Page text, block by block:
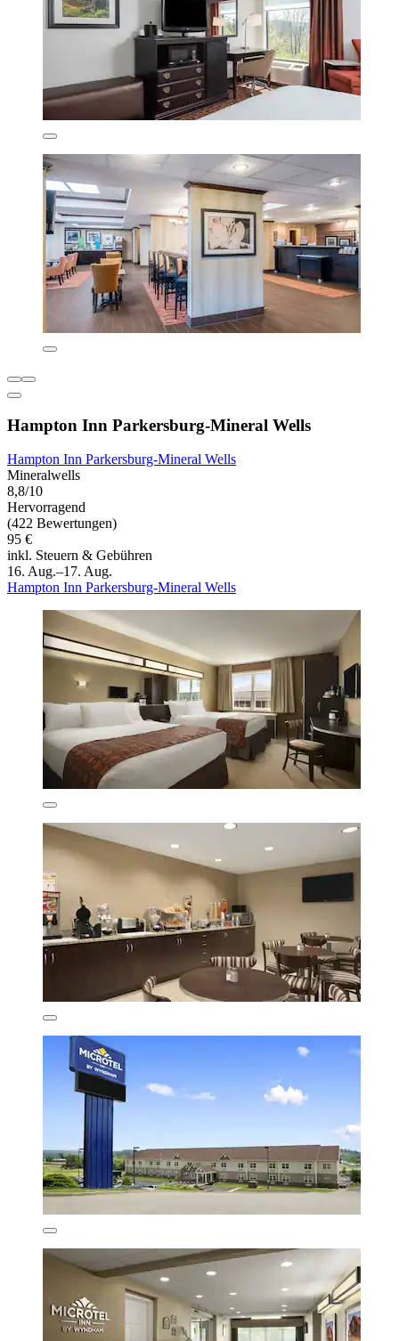
Hampton Inn Parkersburg-Mineral Wells
Hampton Inn Parkersburg-Mineral Wells
Mineralwells
8,8/10
Hervorragend
(422 Bewertungen)
95 €
inkl. Steuern & Gebühren
16. Aug.–17. Aug.
Hampton Inn Parkersburg-Mineral Wells